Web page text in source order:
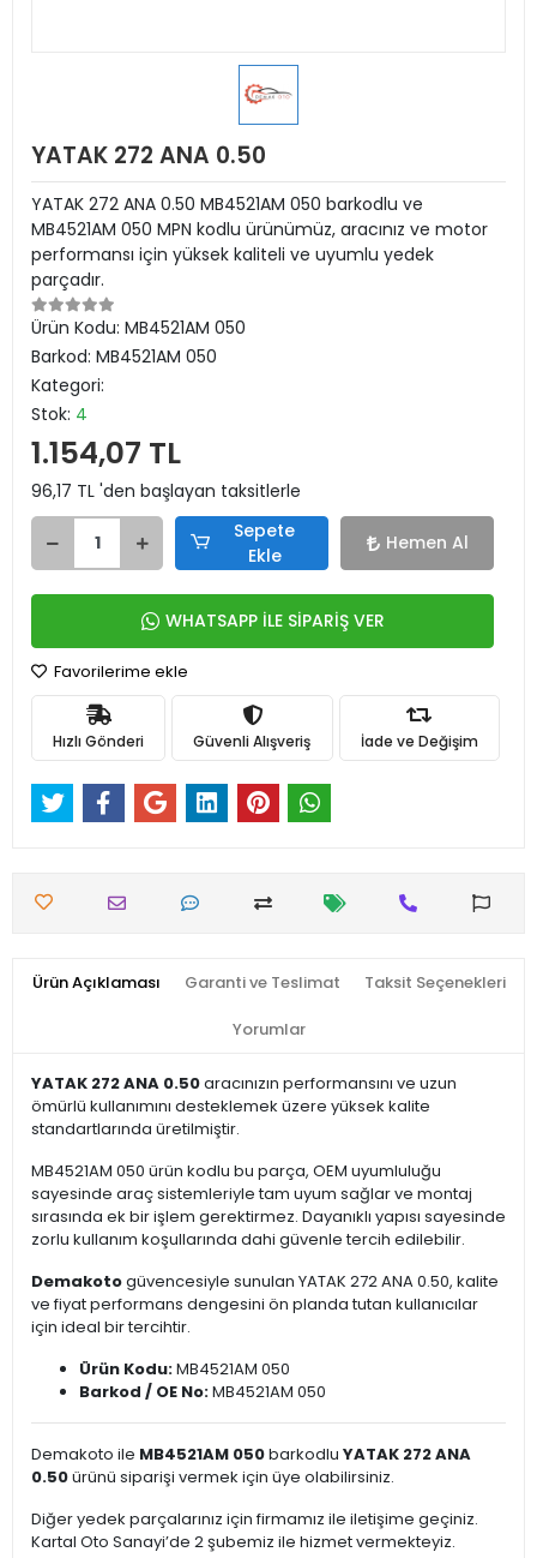
YATAK 272 ANA 0.50
YATAK 272 ANA 0.50 MB4521AM 050 barkodlu ve
MB4521AM 050 MPN kodlu ürünümüz, aracınız ve motor
performansı için yüksek kaliteli ve uyumlu yedek
parçadır.
Ürün Kodu: MB4521AM 050
Barkod: MB4521AM 050
Kategori:
Stok: 4
1.154,07 TL
96,17 TL 'den başlayan taksitlerle
Sepete
Ekle
Hemen Al
WHATSAPP İLE SİPARİŞ VER
Favorilerime ekle
Hızlı Gönderi Güvenli Alışveriş İade ve Değişim
Ürün Açıklaması Garanti ve Teslimat Taksit Seçenekleri
Yorumlar
YATAK 272 ANA 0.50aracınızın performansını ve uzun
ömürlü kullanımını desteklemek üzere yüksek kalite
standartlarında üretilmiştir.
MB4521AM 050 ürün kodlu bu parça, OEM uyumluluğu
sayesinde araç sistemleriyle tam uyum sağlar ve montaj
sırasında ek bir işlem gerektirmez. Dayanıklı yapısı sayesinde
zorlu kullanım koşullarında dahi güvenle tercih edilebilir.
Demakotogüvencesiyle sunulan YATAK 272 ANA 0.50, kalite
ve fiyat performans dengesini ön planda tutan kullanıcılar
için ideal bir tercihtir.
Ürün Kodu:MB4521AM 050
Barkod / OE No:MB4521AM 050
Demakoto ile MB4521AM 050barkodlu YATAK 272 ANA
0.50ürünü siparişi vermek için üye olabilirsiniz.
Diğer yedek parçalarınız için firmamız ile iletişime geçiniz.
Kartal Oto Sanayi’de 2 şubemiz ile hizmet vermekteyiz.